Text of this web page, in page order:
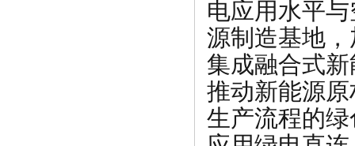
电应用水平
源制造基地
集成融合式
推动新能源
生产流程的